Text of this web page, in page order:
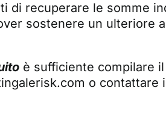
di recuperare le somme
sostenere un ulteriore
è sufficiente compilare
o contattare